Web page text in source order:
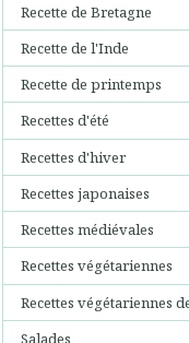
Recette de Bretagne
Recette de l'Inde
Recette de printemps
Recettes d'été
Recettes d'hiver
Recettes japonaises
Recettes médiévales
Recettes végétariennes
Recettes végétariennes
Salades